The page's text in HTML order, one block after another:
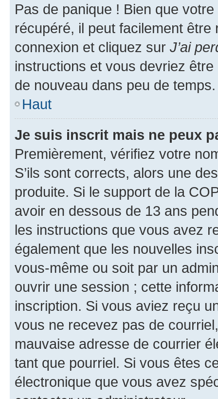
Pas de panique ! Bien que
récupéré, il peut facilement
connexion et cliquez sur J’ai
instructions et vous devriez
de nouveau dans peu de temps.
Haut
Je suis inscrit mais ne peux
Premièrement, vérifiez votre
S’ils sont corrects, alors une
produite. Si le support de la
avoir en dessous de 13 ans
les instructions que vous avez
également que les nouvelles
vous-même ou soit par un
ouvrir une session ; cette
inscription. Si vous aviez reçu
vous ne recevez pas de
mauvaise adresse de courrier
tant que pourriel. Si vous êtes
électronique que vous avez